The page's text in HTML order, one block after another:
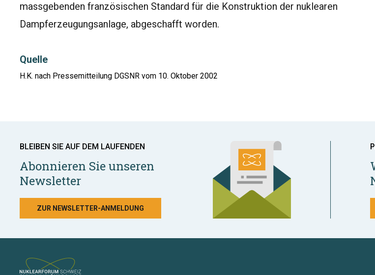
massgebenden französischen Standard für die Konstruktion der nuklearen
Dampferzeugungsanlage, abgeschafft worden.
Quelle
H.K. nach Pressemitteilung DGSNR vom 10. Oktober 2002
BLEIBEN SIE AUF DEM LAUFENDEN
Abonnieren Sie unseren
Newsletter
ZUR NEWSLETTER-ANMELDUNG